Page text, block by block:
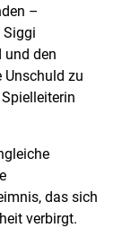
–
Siggi
und den
Unschuld zu
das sich
verbirgt.